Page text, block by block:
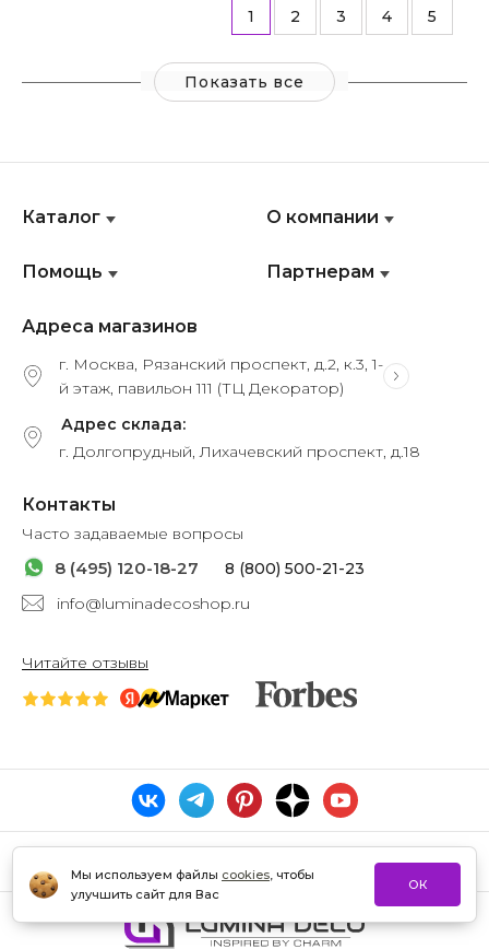
Мы используем файлы cookies, чтобы
улучшить сайт для Вас
ОК
1
2 3 4 5
Показать все
Каталог
Помощь
О компании
Партнерам
Адреса магазинов
г. Москва, Рязанский проспект, д.2, к.3, 1-
й этаж, павильон 111 (ТЦ Декоратор)
Адрес склада:
г. Долгопрудный, Лихачевский проспект, д.18
Контакты
Часто задаваемые вопросы
8 (495) 120-18-27
8 (800) 500-21-23
info@luminadecoshop.ru
Читайте отзывы